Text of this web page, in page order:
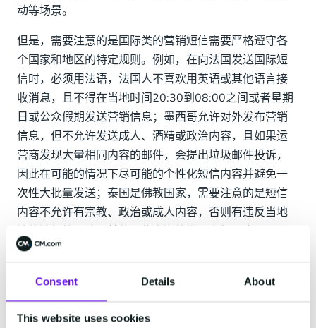
Consent Details About
This website uses cookies
动等场景。
但是，需要注意的是国际类的营销短信需要严格遵守各
个国家和地区的特定规则。例如，在向法国发送国际短
信时，必须用法语，法国人不喜欢用英语或其他语言接
收消息，且不得在当地时间20:30到08:00之间或者星期
日或公众假期发送营销信息；墨西哥允许对外发布营销
信息，但不允许发送成人、酒精或政治内容，且如果运
营商发现大量相同内容的邮件，会提出垃圾邮件投诉，
因此在可能的情况下尽可能的个性化短信内容并避免一
次性大批量发送；泰国是佛教国家，需要注意的是短信
内容不允许有宗教、政治或成人内容，否则有违反当地
亚、印度、越南、墨西哥、菲律宾、尼日利亚等，也都
楚。
因此，在选择国际短信服务平台的时候，服务商能否提